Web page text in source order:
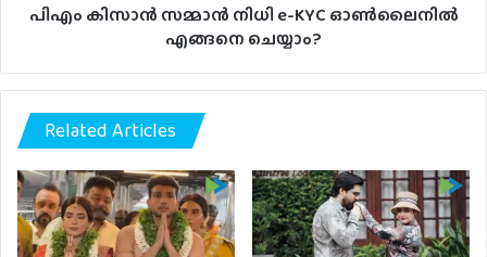
പിഎം കിസാന്‍ സമ്മാൻ നിധി e-KYC ഓൺലൈനിൽ
എങ്ങനെ ചെയ്യാം?
Related Articles